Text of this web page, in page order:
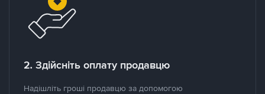
2. Здійсніть оплату продавцю
Надішліть гроші продавцю за допомогою